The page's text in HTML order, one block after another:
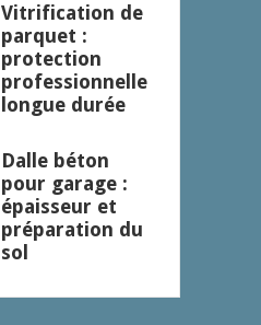
Vitrification de
parquet :
protection
professionnelle
longue durée
Dalle béton
pour garage :
épaisseur et
préparation du
sol